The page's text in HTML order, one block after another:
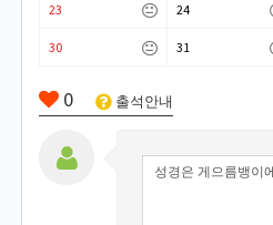
23 24
30 31
0 출석안내